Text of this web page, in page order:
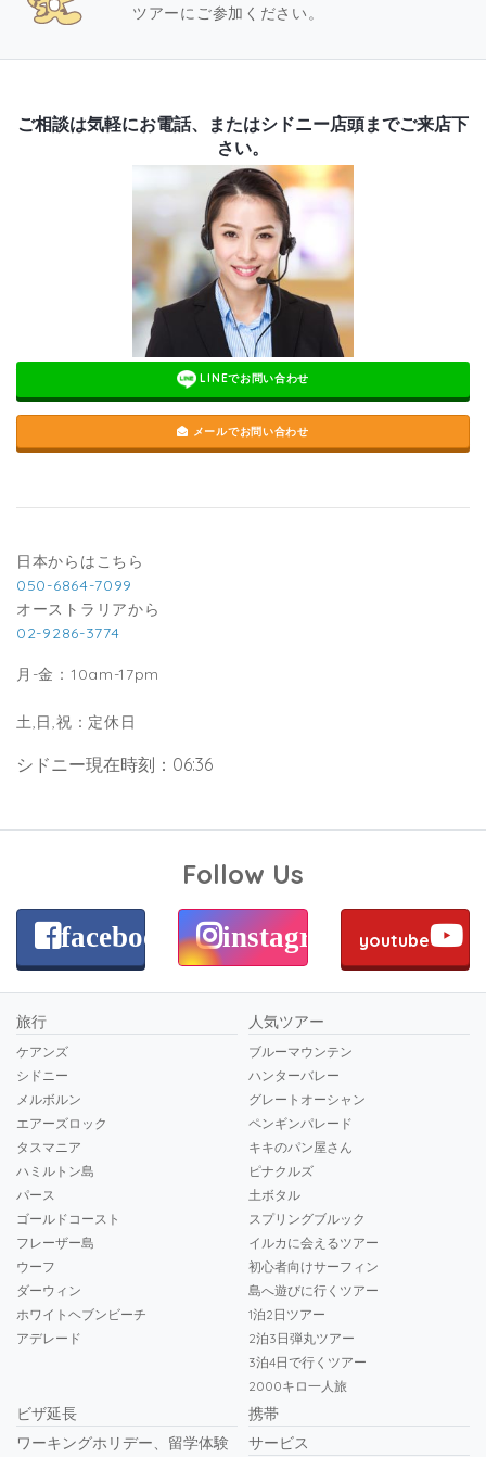
ツアーにご参加ください。
ご相談は気軽にお電話、またはシドニー店頭までご来店下
さい。
LINEでお問い合わせ
メールでお問い合わせ
日本からはこちら
050-6864-7099
オーストラリアから
02-9286-3774
月-金：10am-17pm
土,日,祝：定休日
シドニー現在時刻：06:36
Follow Us
facebook instagram youtube
旅行
ケアンズ
シドニー
メルボルン
エアーズロック
タスマニア
ハミルトン島
パース
ゴールドコースト
フレーザー島
ウーフ
ダーウィン
ホワイトヘブンビーチ
アデレード
人気ツアー
ブルーマウンテン
ハンターバレー
グレートオーシャン
ペンギンパレード
キキのパン屋さん
ピナクルズ
土ボタル
スプリングブルック
イルカに会えるツアー
初心者向けサーフィン
島へ遊びに行くツアー
1泊2日ツアー
2泊3日弾丸ツアー
3泊4日で行くツアー
2000キロ一人旅
ビザ延長
ワーキングホリデー、留学体験
携帯
サービス